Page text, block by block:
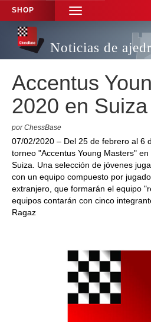
SHOP
TOGGLE
NAVIGATION
Noticias de
Accentus
2020 en Suiza
por ChessBase
07/02/2020 – Del 25 de febrero al 6
torneo "Accentus Young Masters"
Suiza. Una selección de jóvenes
con un equipo compuesto por
extranjero, que formarán el equipo
equipos contarán con cinco
Ragaz